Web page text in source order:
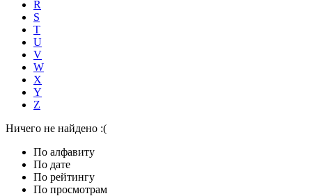
R
S
T
U
V
W
X
Y
Z
Ничего не найдено :(
По алфавиту
По дате
По рейтингу
По просмотрам